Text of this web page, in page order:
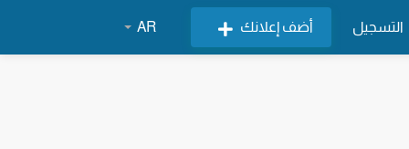
التسجيل أضف إعلانك AR